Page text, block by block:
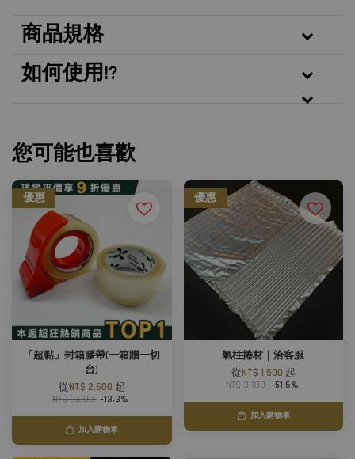
商品規格
如何使用!?
您可能也喜歡
優惠
「超黏」封箱膠帶(一箱贈一切
台)
從NT$ 2,600 起
NT$ 3,000 -13.3%
加入購物車
優惠
氣柱捲材｜洽客服
從NT$ 1,500 起
NT$ 3,100 -51.6%
加入購物車